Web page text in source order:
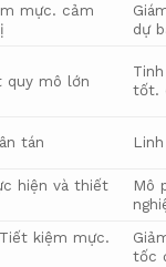
mực. cảm
dự
quy mô lớn
tốt.
tán
hiện và thiết
Mô
Tiết kiệm mực.
tốc